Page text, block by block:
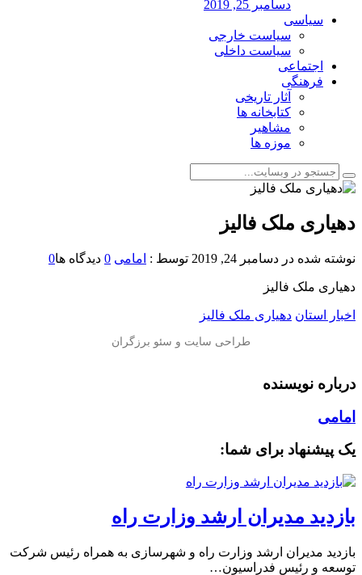
دسامبر 25, 2019
سیاسی
سیاست خارجی
سیاست داخلی
اجتماعی
فرهنگی
آثار تاریخی
کتابخانه ها
مشاهیر
موزه ها
دهیاری ملک فالیز
نوشته شده در دسامبر 24, 2019 توسط : امامی 0 دیدگاه ها0
دهیاری ملک فالیز
اخبار استان دهیاری ملک فالیز
درباره نویسنده
امامی
یک پیشنهاد برای شما:
بازدید مدیران ارشد وزارت راه
بازدید مدیران ارشد وزارت راه و شهرسازی به همراه رئیس شرکت
توسعه و رئیس فدراسیون…